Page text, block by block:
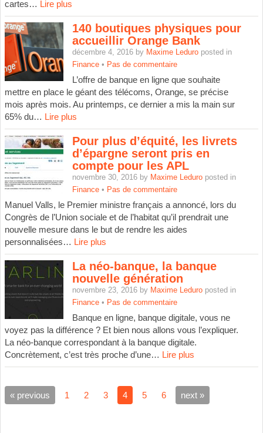
cartes… Lire plus
140 boutiques physiques pour
accueillir Orange Bank
décembre 4, 2016 by Maxime Leduroposted in
Finance• Pas de commentaire
L’offre de banque en ligne que souhaite
mettre en place le géant des télécoms, Orange, se précise
mois après mois. Au printemps, ce dernier a mis la main sur
65% du… Lire plus
Pour plus d’équité, les livrets
d’épargne seront pris en
compte pour les APL
novembre 30, 2016 by Maxime Leduroposted in
Finance• Pas de commentaire
Manuel Valls, le Premier ministre français a annoncé, lors du
Congrès de l’Union sociale et de l’habitat qu’il prendrait une
nouvelle mesure dans le but de rendre les aides
personnalisées… Lire plus
La néo-banque, la banque
nouvelle génération
novembre 23, 2016 by Maxime Leduroposted in
Finance• Pas de commentaire
Banque en ligne, banque digitale, vous ne
voyez pas la différence ? Et bien nous allons vous l’expliquer.
La néo-banque correspondant à la banque digitale.
Concrètement, c’est très proche d’une… Lire plus
« previous 1 2 3 4 5 6 next »